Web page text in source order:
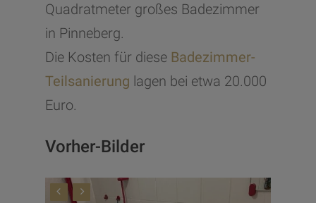
Quadratmeter großes Badezimmer
in Pinneberg.
Die Kosten für diese Badezimmer-
Teilsanierung lagen bei etwa 20.000
Euro.
Vorher-Bilder